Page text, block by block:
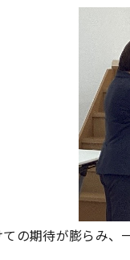
の期待が膨らみ